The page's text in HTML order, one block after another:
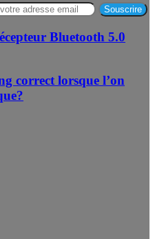
Bluetooth 5.0
correct lorsque l’on